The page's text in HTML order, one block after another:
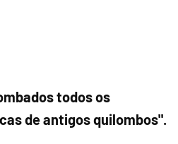
todos os
de antigos quilombos".